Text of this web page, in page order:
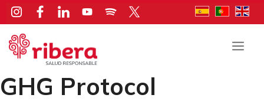
Saltar
contenido
GHG Protocol